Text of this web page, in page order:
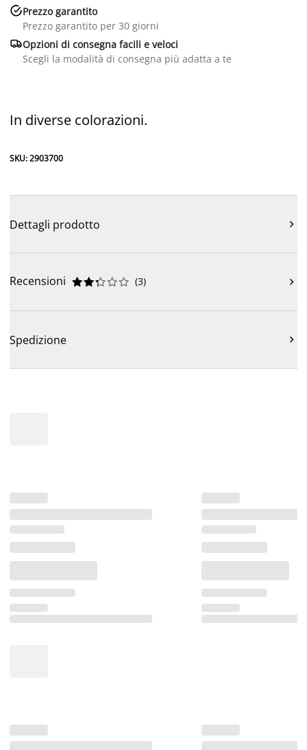
Prezzo garantito
Prezzo garantito per 30 giorni
Opzioni di consegna facili e veloci
Scegli la modalità di consegna più adatta a te
In diverse colorazioni.
SKU: 2903700
Dettagli prodotto 
Recensioni 




 (3) 
Spedizione 